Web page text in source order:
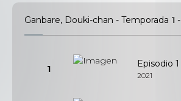
Ganbare, Douki-chan - Temporada 1 -
1 Episodio 1
2021